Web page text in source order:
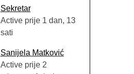
Sekretar
Active prije 1 dan, 13
sati
Sanijela Matković
Active prije 2